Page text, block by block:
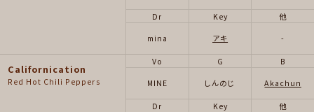
Dr
mina
Key
アキ
他
-
Californication
Red Hot Chili Peppers
Vo
MINE
G
しんのじ
B
Akachun
Dr Key 他